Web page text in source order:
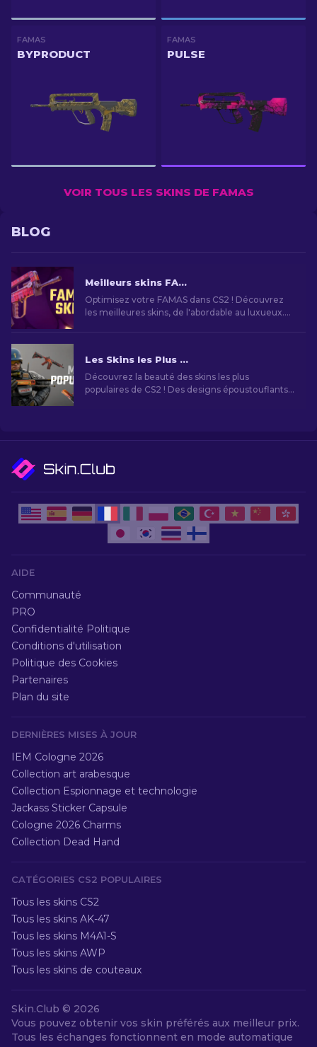
FAMAS
BYPRODUCT
FAMAS
PULSE
VOIR TOUS LES SKINS DE FAMAS
BLOG
Meilleurs skins FAMAS CS2 [2026]
Optimisez votre FAMAS dans CS2 ! Découvrez
les meilleures skins, de l'abordable au luxueux.
Les Skins les Plus Emblématiques de CS2 en 2026
Découvrez la beauté des skins les plus
populaires de CS2 ! Des designs époustouflants
AIDE
Communauté
PRO
Confidentialité Politique
Conditions d'utilisation
Politique des Cookies
Partenaires
Plan du site
DERNIÈRES MISES À JOUR
IEM Cologne 2026
Collection art arabesque
Collection Espionnage et technologie
Jackass Sticker Capsule
Cologne 2026 Charms
Collection Dead Hand
CATÉGORIES CS2 POPULAIRES
Tous les skins CS2
Tous les skins AK-47
Tous les skins M4A1-S
Tous les skins AWP
Tous les skins de couteaux
Skin.Club © 2026
Vous pouvez obtenir vos skin préférés aux meilleur prix.
Tous les échanges fonctionnent en mode automatique